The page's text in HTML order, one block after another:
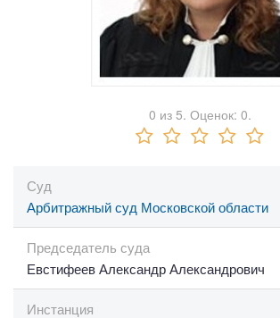
0 из 5. Оценок: 0.
Суд
Арбитражный суд Московской области
Председатель суда
Евстифеев Александр Александрович
Инстанция